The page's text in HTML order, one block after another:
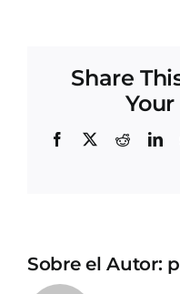
Share
Facebook
X Reddit
Sobre el Autor: